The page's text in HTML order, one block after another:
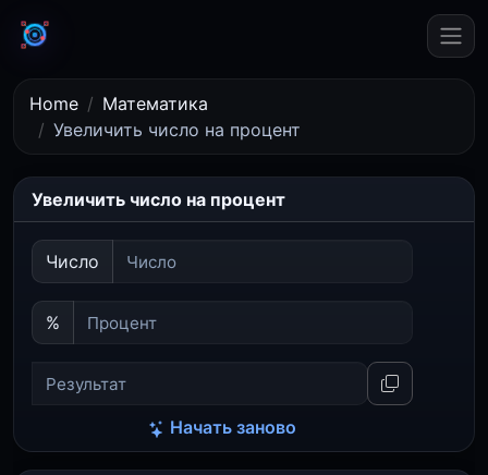
Home
Математика
Увеличить число на процент
Увеличить число на процент
Число
%
Начать заново